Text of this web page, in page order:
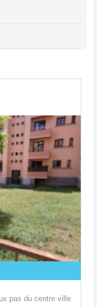
pas du centre ville